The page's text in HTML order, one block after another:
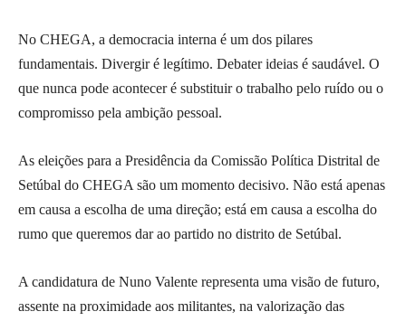
No CHEGA, a democracia interna é um dos pilares
fundamentais. Divergir é legítimo. Debater ideias é saudável. O
que nunca pode acontecer é substituir o trabalho pelo ruído ou o
compromisso pela ambição pessoal.
As eleições para a Presidência da Comissão Política Distrital de
Setúbal do CHEGA são um momento decisivo. Não está apenas
em causa a escolha de uma direção; está em causa a escolha do
rumo que queremos dar ao partido no distrito de Setúbal.
A candidatura de Nuno Valente representa uma visão de futuro,
assente na proximidade aos militantes, na valorização das